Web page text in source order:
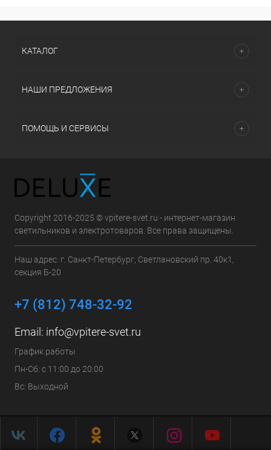
КАТАЛОГ
НАШИ ПРЕДЛОЖЕНИЯ
ПОМОЩЬ И СЕРВИСЫ
Copyright 2016-2025 © vpitere-svet.ru - интернет-магазин
светильников и электротоваров. Все права защищены.
Наш адрес: г. Санкт-Петербург, Светлановский пр. 40к1,
секция Б-20
+7 (812) 748-32-92
Email: info@vpitere-svet.ru
График работы
Пн-Сб: с 11:00 до 20:00
Вс: Выходной